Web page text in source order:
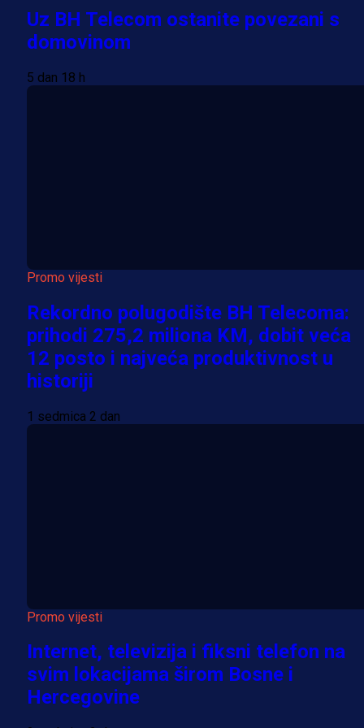
Uz BH Telecom ostanite povezani s
domovinom
5 dan 18 h
Promo vijesti
Rekordno polugodište BH Telecoma:
prihodi 275,2 miliona KM, dobit veća
12 posto i najveća produktivnost u
historiji
1 sedmica 2 dan
Promo vijesti
Internet, televizija i fiksni telefon na
svim lokacijama širom Bosne i
Hercegovine